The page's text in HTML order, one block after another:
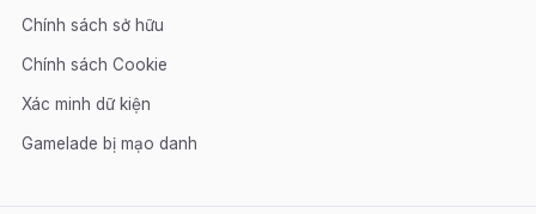
Chính sách sở hữu
Chính sách Cookie
Xác minh dữ kiện
Gamelade bị mạo danh